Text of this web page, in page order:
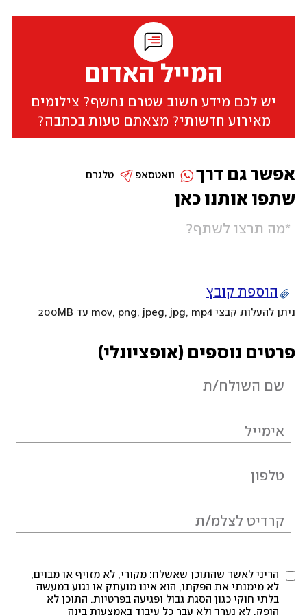
המייל האדום
יש לכם מידע חשוב שטרם נחשף? צילומים
מאירוע חדשותי? מצאתם טעות בכתבה?
שתפו אותנו כאן
הוספת קובץ
ניתן להעלות קבצי mov, png, jpeg, jpg, mp4 עד 200MB
פרטים נוספים (אופציונלי)
הריני לאשר שהתוכן שאשלח: מקורי, לא מזויף או מבוים,
לא מימנתי את הפקתו, הוא אינו מועתק או נגוע במעשה
בלתי חוקי כגון הסגת גבול ופגיעה בפרטיות. התוכן לא
הופק, לא נערך ולא עבר כל עיבוד באמצעות בינה
אפשר גם דרך טלגרם וואטסאפ